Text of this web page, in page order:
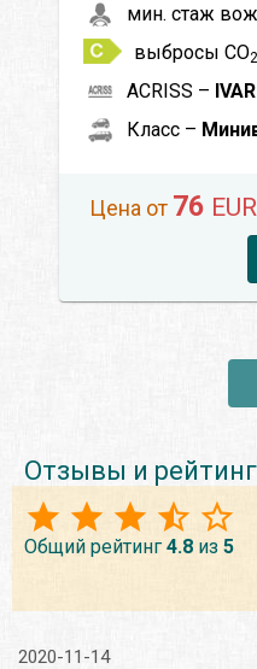
мин. стаж
выбросы CO2
ACRISS – IVAR
Класс –
Цена от 76 EUR
Отзывы и
Общий рейтинг 4.8 из 5
2020-11-14